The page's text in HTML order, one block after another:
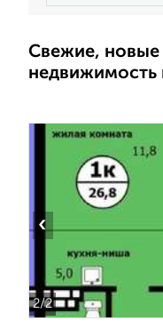
Свежие, новые
недвижимость
2/2
‹